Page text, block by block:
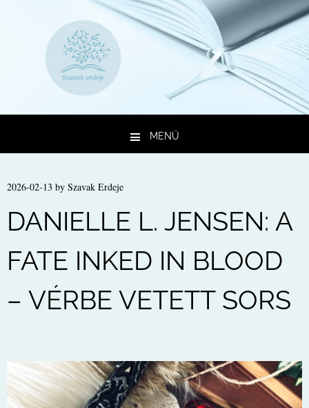
MENÜ
2026-02-13 by Szavak Erdeje
DANIELLE L. JENSEN: A
FATE INKED IN BLOOD
– VÉRBE VETETT SORS